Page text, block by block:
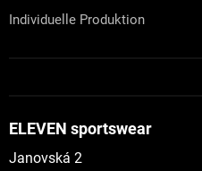
Individuelle Produktion
ELEVEN sportswear
Janovská 2